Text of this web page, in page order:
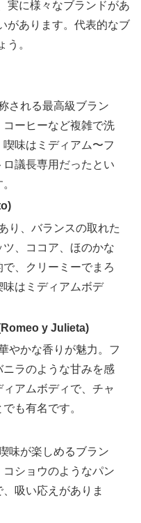
実に様々なブランドがあ
があります。代表的なブ
う。
される最高級ブラン
コーヒーなど複雑で洗
味はミディアム〜フ
議長専用だったとい
り、バランスの取れた
、ココア、ほのかな
、クリーミーでまろ
はミディアムボデ
y Julieta)
やかな香りが魅力。フ
ニラのような甘みを感
アムボディで、チャ
も有名です。
味が楽しめるブラン
コショウのようなパン
吸い応えがありま